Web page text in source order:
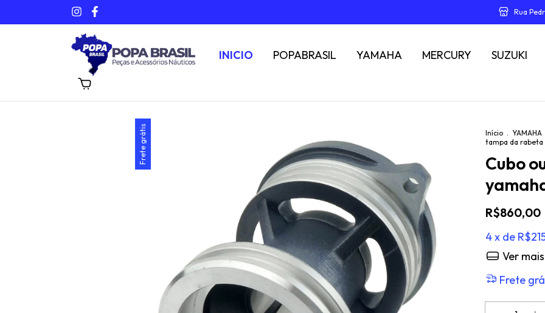
Rua
INICIO POPABRASIL YAMAHA MERCURY SUZUKI
0
Frete grátis Início . YAMAHA
tampa da rabeta
Cubo
R$860,00
4x de
Ver
Frete